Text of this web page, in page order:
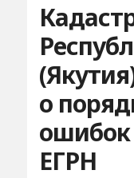
о
ошибок
ЕГРН